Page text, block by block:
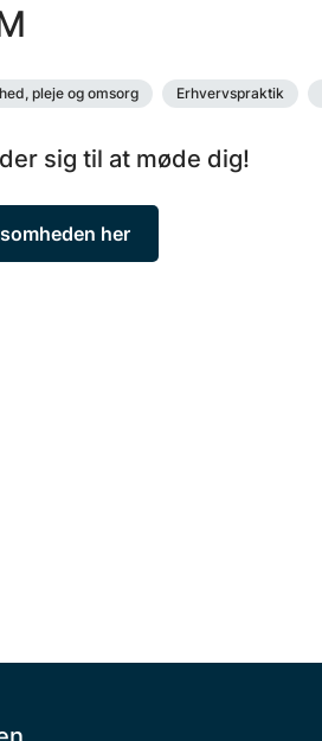
pleje og omsorg Erhvervspraktik
sig til at møde dig!
her